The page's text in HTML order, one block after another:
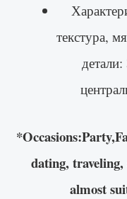
текстура,
dating, traveling,
almost